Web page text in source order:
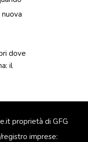
dove
il
proprietà di GFG
imprese: